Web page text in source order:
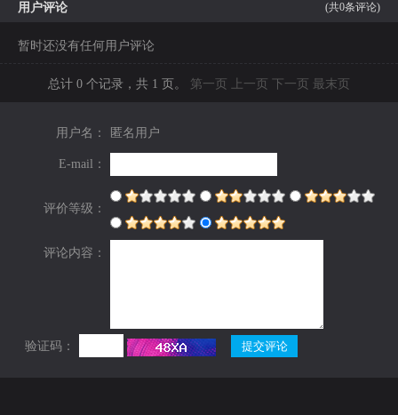
用户评论 (共0条评论)
暂时还没有任何用户评论
总计 0 个记录，共 1 页。 第一页 上一页 下一页 最末页
用户名： 匿名用户
E-mail：
评价等级：
评论内容：
验证码：